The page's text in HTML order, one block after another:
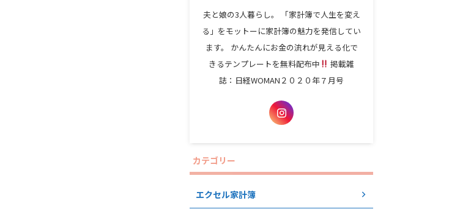
夫と娘の3人暮らし。 「家計簿で人生を変え
る」をモットーに家計簿の魅力を発信してい
ます。 かんたんにお金の流れが見える化で
きるテンプレートを無料配布中
掲載雑
誌：日経WOMAN２０２０年７月号
カテゴリー
エクセル家計簿